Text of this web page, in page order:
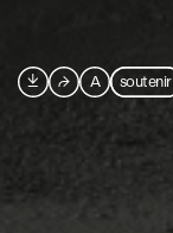
 ⮫ A soutenir